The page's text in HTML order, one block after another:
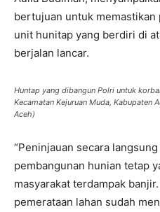
bertujuan untuk memastikan
unit hunitap yang berdiri di
berjalan lancar.
Huntap yang dibangun Polri untuk
Kecamatan Kejuruan Muda, Kabupaten
Aceh)
“Peninjauan secara
pembangunan hunian tetap
masyarakat terdampak
pemerataan lahan sudah